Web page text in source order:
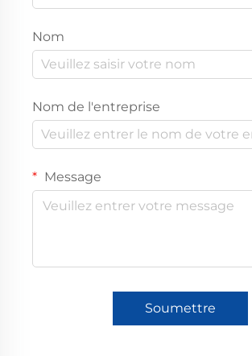
Nom
Nom de l'entreprise
Message
Soumettre